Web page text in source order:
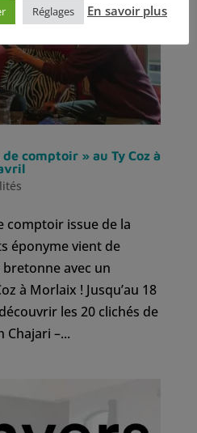
comptoir » au Ty Coz à
comptoir issue de la
éponyme vient de
avec un
à Morlaix ! Jusqu’au 18
les 20 clichés de
Chajari –...
Réglages En savoir plus